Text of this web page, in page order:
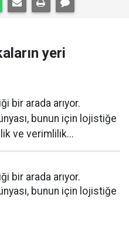
yeri
bir arada arıyor.
bunun için lojistiğe
ve verimlilik...
bir arada arıyor.
bunun için lojistiğe